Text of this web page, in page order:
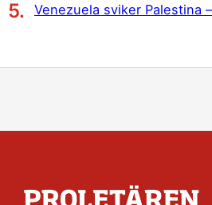
Venezuela sviker Palestina